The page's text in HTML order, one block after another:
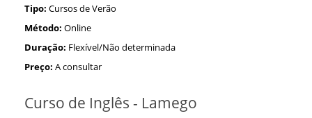
Tipo: Cursos de Verão
Método: Online
Duração: Flexível/Não determinada
Preço: A consultar
Curso de Inglês - Lamego